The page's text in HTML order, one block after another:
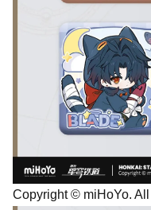
Copyright © miHoYo.